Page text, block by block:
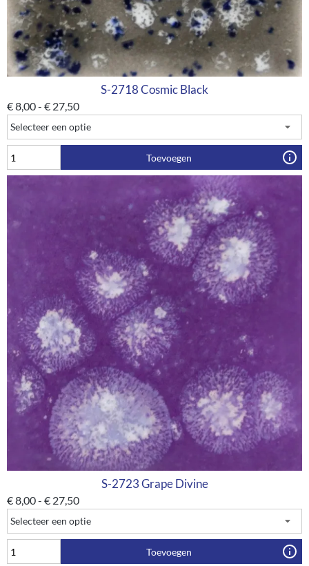
S-2718 Cosmic Black
€8,00- € 27,50
Toevoegen
S-2723 Grape Divine
€8,00- € 27,50
Toevoegen